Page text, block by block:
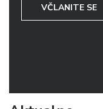
VČLANITE SE